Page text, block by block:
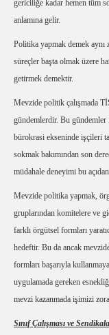
gericiliğe kadar hemen tüm
anlamına gelir.
Politika yapmak demek aynı
süreçler başta olmak üzere
getirmek demektir.
Mevzide politik çalışmada
gündemlerdir. Bu gündemler
bürokrasi ekseninde işçileri
sokmak bakımından son
müdahale deneyimi bu
Mevzide politika yapmak,
gruplarından komitelere ve
farklı örgütsel formları
hedeftir. Bu da ancak
formları başarıyla
uygulamada gereken
mevzi kazanmada işimizi
Sınıf Çalışması ve